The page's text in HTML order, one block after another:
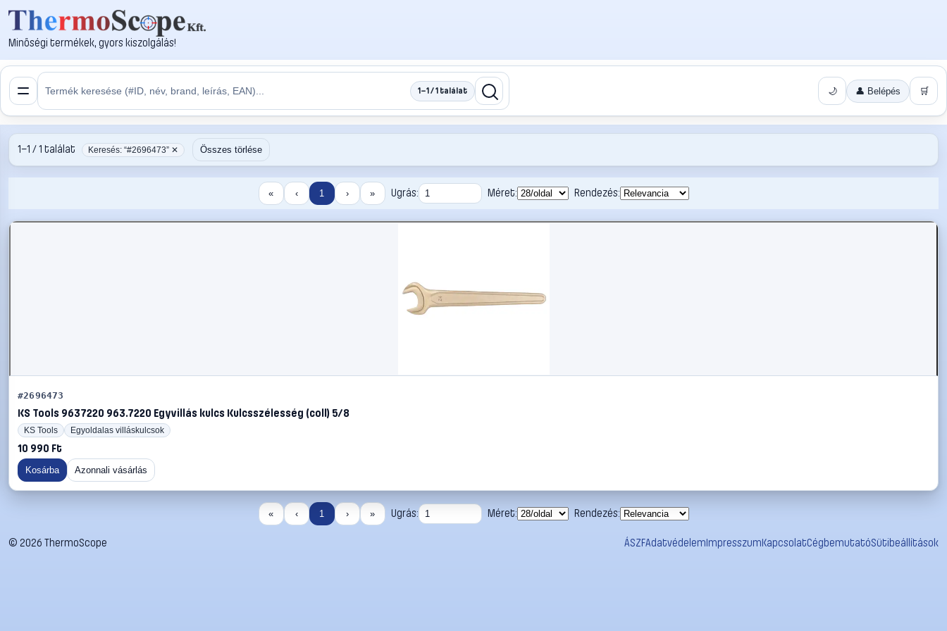
Minőségi termékek, gyors kiszolgálás!
1–1 / 1 találat 🌙 👤 Belépés 🛒
1–1 / 1 találat Keresés: “#2696473” ✕ Összes törlése
« ‹ 1 › » Ugrás: Méret: Rendezés:
#2696473
KS Tools 9637220 963.7220 Egyvillás kulcs Kulcsszélesség (coll) 5/8
KS Tools Egyoldalas villáskulcsok
10 990 Ft
Kosárba Azonnali vásárlás
« ‹ 1 › » Ugrás: Méret: Rendezés:
© 2026 ThermoScope ÁSZFAdatvédelemImpresszumKapcsolatCégbemutatóSütibeállítások